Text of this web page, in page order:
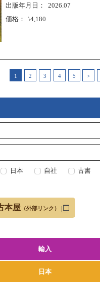
輸入
日本
出版年月日
2026.07
価格
\4,180
1 2 3 4 5 >
日本 自社
古書
本屋 （外部リンク）